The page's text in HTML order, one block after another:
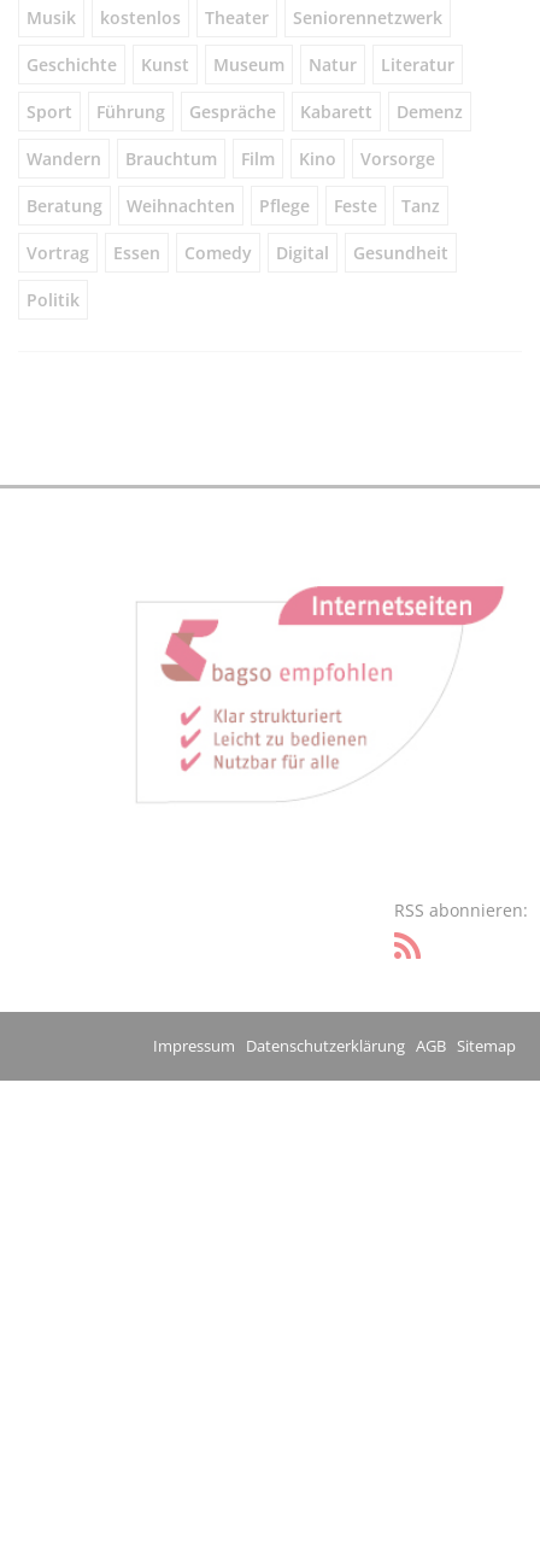
Musik kostenlos Theater Seniorennetzwerk
Geschichte Kunst Museum Natur Literatur
Sport Führung Gespräche Kabarett Demenz
Wandern Brauchtum Film Kino Vorsorge
Beratung Weihnachten Pflege Feste Tanz
Vortrag Essen Comedy Digital Gesundheit
Politik
RSS abonnieren:
Impressum Datenschutzerklärung AGB Sitemap